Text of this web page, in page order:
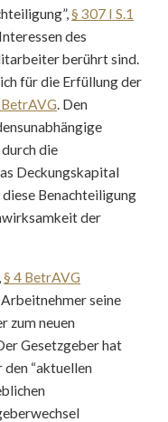
§ 307 I S.1
des
berührt sind.
für die Erfüllung der
. Den
die
Deckungskapital
diese Benachteiligung
der
§ 4 BetrAVG
seine
zum neuen
Gesetzgeber hat
“aktuellen